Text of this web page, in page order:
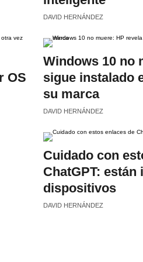
DAVID HERNÁNDEZ
OS
Windows 10 no
sigue instalado
su marca
DAVID HERNÁNDEZ
Cuidado con
ChatGPT:
dispositivos
DAVID HERNÁNDEZ